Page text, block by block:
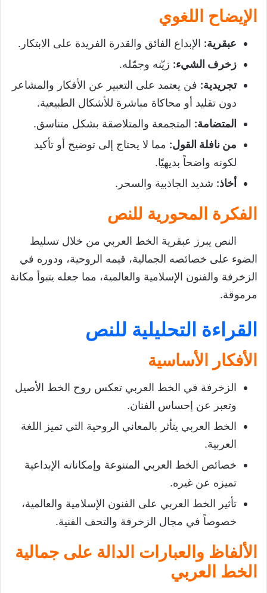
الإيضاح اللغوي
عبقرية: الإبداع الفائق والقدرة الفريدة على الابتكار.
زخرف الشيء: زيّنه وجمّله.
تجريدية: فن يعتمد على التعبير عن الأفكار والمشاعر
دون تقليد أو محاكاة مباشرة للأشكال الطبيعية.
المتضامة: المتجمعة والمتلاصقة بشكل متناسق.
من نافلة القول: مما لا يحتاج إلى توضيح أو تأكيد
لكونه واضحاً بديهيًا.
أخاذ: شديد الجاذبية والسحر.
الفكرة المحورية للنص
النص يبرز عبقرية الخط العربي من خلال تسليط
الضوء على خصائصه الجمالية، قيمه الروحية، ودوره في
الزخرفة والفنون الإسلامية والعالمية، مما جعله يتبوأ مكانة
مرموقة.
القراءة التحليلية للنص
الأفكار الأساسية
الزخرفة في الخط العربي تعكس روح الخط الأصيل
وتعبر عن إحساس الفنان.
الخط العربي يتأثر بالمعاني الروحية التي تميز اللغة
العربية.
خصائص الخط العربي المتنوعة وإمكاناته الإبداعية
تميزه عن غيره.
تأثير الخط العربي على الفنون الإسلامية والعالمية،
خصوصاً في مجال الزخرفة والتحف الفنية.
الألفاظ والعبارات الدالة على جمالية
الخط العربي